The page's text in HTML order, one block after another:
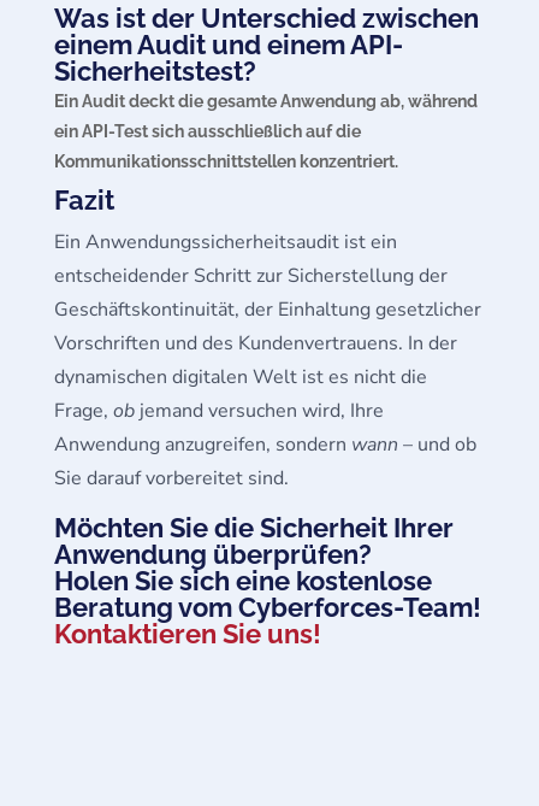
Was ist der Unterschied zwischen
einem Audit und einem API-
Sicherheitstest?
Ein Audit deckt die gesamte Anwendung ab, während
ein API-Test sich ausschließlich auf die
Kommunikationsschnittstellen konzentriert.
Fazit
Ein Anwendungssicherheitsaudit ist ein
entscheidender Schritt zur Sicherstellung der
Geschäftskontinuität, der Einhaltung gesetzlicher
Vorschriften und des Kundenvertrauens. In der
dynamischen digitalen Welt ist es nicht die
Frage, objemand versuchen wird, Ihre
Anwendung anzugreifen, sondern wann – und ob
Sie darauf vorbereitet sind.
Möchten Sie die Sicherheit Ihrer
Anwendung überprüfen?
Holen Sie sich eine kostenlose
Beratung vom Cyberforces-Team!
Kontaktieren Sie uns!